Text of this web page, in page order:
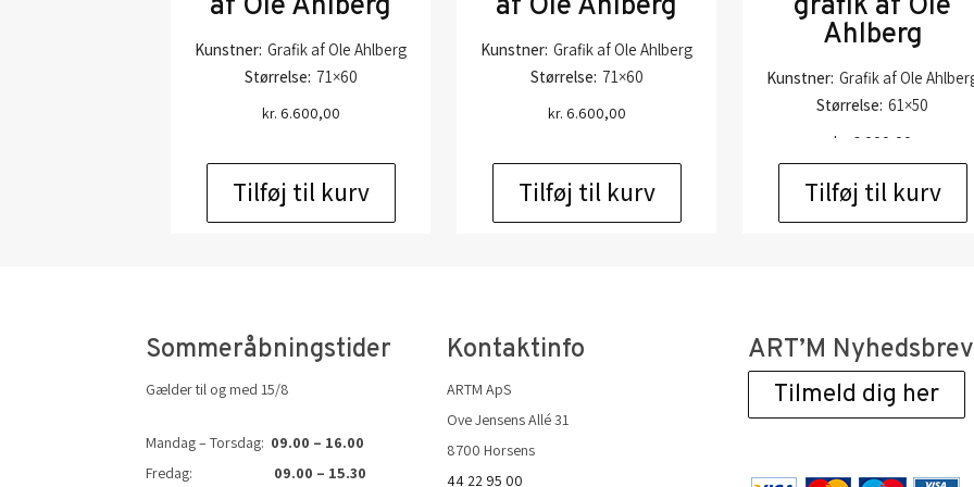
Kunstner: Grafik af Ole Ahlberg
Størrelse: 71×60
kr. 6.600,00
Tilføj til kurv
Kunstner: Grafik af Ole Ahlberg
Størrelse: 71×60
kr. 6.600,00
Tilføj til kurv
Ahlberg
Kunstner: Grafik af Ole
Størrelse: 61×50
kr. 6.000,00
Tilføj til kurv
Sommeråbningstider
Gælder til og med 15/8
Mandag – Torsdag: 09.00 – 16.00
Fredag: 09.00 – 15.30
Kontaktinfo
ARTM ApS
Ove Jensens Allé 31
8700 Horsens
44 22 95 00
ART’M Nyhedsbrev
Tilmeld dig her